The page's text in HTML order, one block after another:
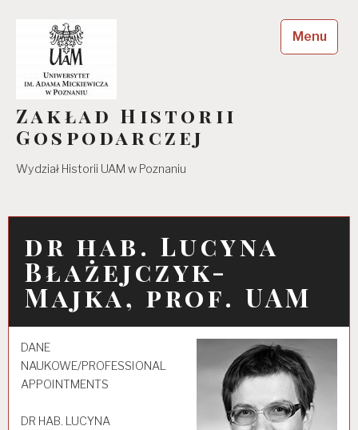
Zakład Historii
Gospodarczej
Wydział Historii UAM w Poznaniu
Menu
dr hab. Lucyna
Błażejczyk-
Majka, prof. UAM
DANE
NAUKOWE/PROFESSIONAL
APPOINTMENTS
DR HAB. LUCYNA